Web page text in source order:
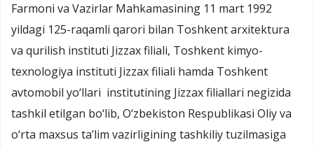
Farmoni va Vazirlar Mahkamasining 11 mart 1992
yildagi 125-raqamli qarori bilan Toshkent arxitektura
va qurilish instituti Jizzax filiali, Toshkent kimyo-
texnologiya instituti Jizzax filiali hamda Toshkent
avtomobil yo‘llari institutining Jizzax filiallari negizida
tashkil etilgan bo‘lib, O‘zbekiston Respublikasi Oliy va
o‘rta maxsus ta’lim vazirligining tashkiliy tuzilmasiga